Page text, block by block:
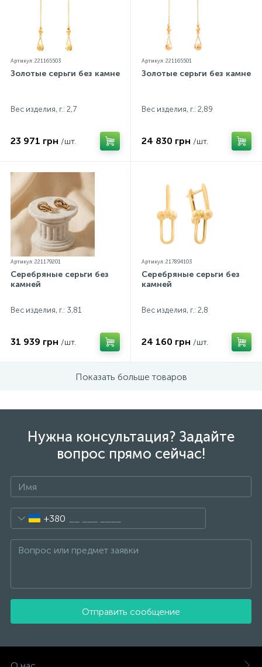
Артикул: 221165503
Золотые серьги без камней
Вес изделия, г.: 2,7
23 971 грн /шт.
Артикул: 221165501
Золотые серьги без камней
Вес изделия, г.: 2,89
24 830 грн /шт.
Артикул: 221179201
Серебряные серьги без
камней
Вес изделия, г.: 3,81
31 939 грн /шт.
Артикул: 217894103
Серебряные серьги без
камней
Вес изделия, г.: 2,8
24 160 грн /шт.
Показать больше товаров
Нужна консультация? Задайте
вопрос прямо сейчас!
+380
Отправить сообщение